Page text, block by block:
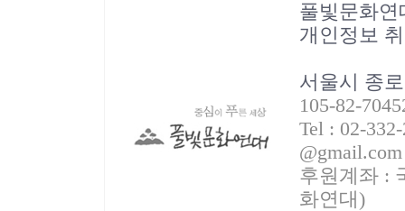
풀빛문화연
개인정보
서울시 종
105-82-
Tel : 02-
@gmail.com
후원계좌 :
화연대)